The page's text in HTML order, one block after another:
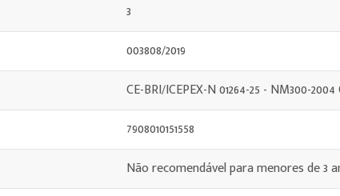
3
003808/2019
CE-BRI/ICEPEX-N 01264-25 - NM300-
7908010151558
Não recomendável para menores de 3